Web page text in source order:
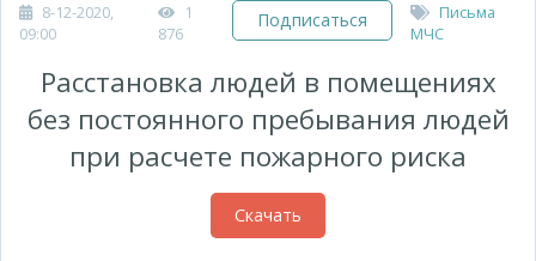
8-12-2020,
09:00
1
876
Подписаться
Письма
МЧС
Расстановка людей в помещениях
без постоянного пребывания людей
при расчете пожарного риска
Скачать